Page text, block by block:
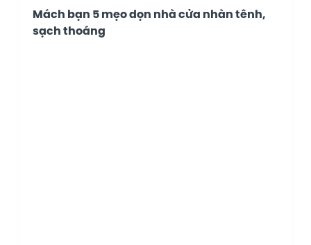
Mách bạn 5 mẹo dọn nhà cửa nhàn tênh,
sạch thoáng